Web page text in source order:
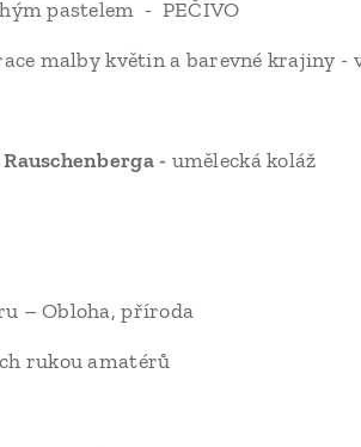
pastelem - PEČIVO
malby květin a barevné krajiny -
- umělecká koláž
– Obloha, příroda
rukou amatérů